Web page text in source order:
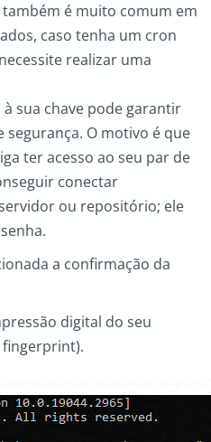
é muito comum em
caso tenha um cron
realizar uma
sua chave pode garantir
segurança. O motivo é que
ter acesso ao seu par de
conectar
ou repositório; ele
a confirmação da
digital do seu